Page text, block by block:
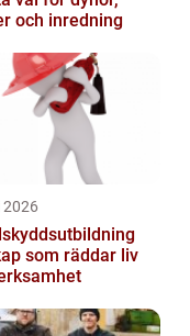
och inredning
2026
som räddar liv